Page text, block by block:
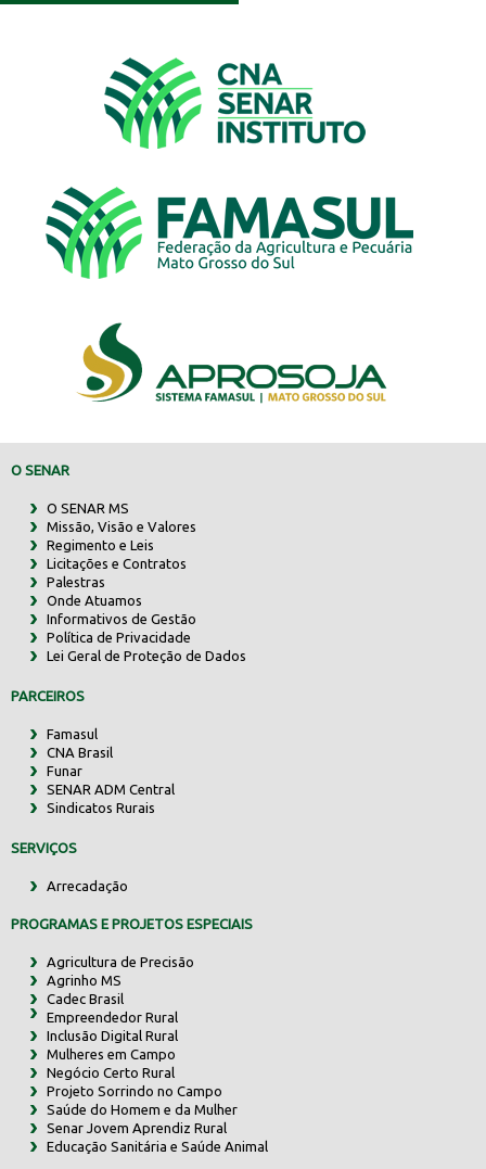
O SENAR
O SENAR MS
Missão, Visão e Valores
Regimento e Leis
Licitações e Contratos
Palestras
Onde Atuamos
Informativos de Gestão
Política de Privacidade
Lei Geral de Proteção de Dados
PARCEIROS
Famasul
CNA Brasil
Funar
SENAR ADM Central
Sindicatos Rurais
SERVIÇOS
Arrecadação
PROGRAMAS E PROJETOS ESPECIAIS
Agricultura de Precisão
Agrinho MS
Cadec Brasil
Empreendedor Rural
Inclusão Digital Rural
Mulheres em Campo
Negócio Certo Rural
Projeto Sorrindo no Campo
Saúde do Homem e da Mulher
Senar Jovem Aprendiz Rural
Educação Sanitária e Saúde Animal